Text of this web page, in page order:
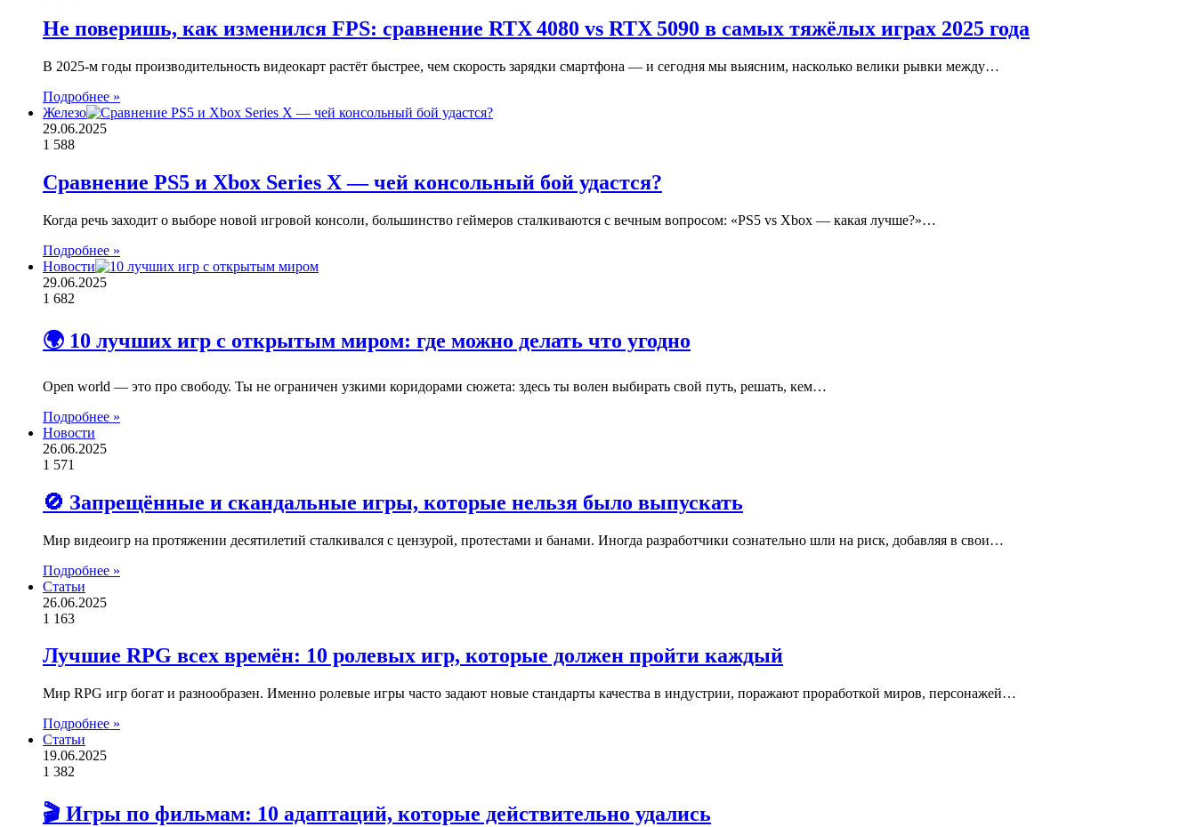
Не поверишь, как изменился FPS: сравнение RTX 4080 vs RTX 5090 в самых тяжёлых играх 2025 года
В 2025-м годы производительность видеокарт растёт быстрее, чем скорость зарядки смартфона — и сегодня мы выясним, насколько велики рывки между…
Подробнее »
Железо
29.06.2025
1 588
Сравнение PS5 и Xbox Series X — чей консольный бой удастся?
Когда речь заходит о выборе новой игровой консоли, большинство геймеров сталкиваются с вечным вопросом: «PS5 vs Xbox — какая лучше?»…
Подробнее »
Новости
29.06.2025
1 682
🌍 10 лучших игр с открытым миром: где можно делать что угодно
Open world — это про свободу. Ты не ограничен узкими коридорами сюжета: здесь ты волен выбирать свой путь, решать, кем…
Подробнее »
Новости
26.06.2025
1 571
🚫 Запрещённые и скандальные игры, которые нельзя было выпускать
Мир видеоигр на протяжении десятилетий сталкивался с цензурой, протестами и банами. Иногда разработчики сознательно шли на риск, добавляя в свои…
Подробнее »
Статьи
26.06.2025
1 163
Лучшие RPG всех времён: 10 ролевых игр, которые должен пройти каждый
Мир RPG игр богат и разнообразен. Именно ролевые игры часто задают новые стандарты качества в индустрии, поражают проработкой миров, персонажей…
Подробнее »
Статьи
19.06.2025
1 382
🎬 Игры по фильмам: 10 адаптаций, которые действительно удались